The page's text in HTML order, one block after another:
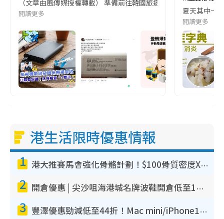
（文章由風傳媒授權轉載） 準備前往韓國旅遊的民眾，近期要
閱讀更多
夏天其中一
閱讀更多
港生活限時優惠情報
1 港大推賽馬會強化骨骼計劃！$100骨質密度X光檢查 完成免費運動訓練送超市禮券！附參加資格
2 開倉優惠 | 尖沙咀海港城名牌波鞋開倉低至1折！On鞋$899起／Joy&Peace鞋履$98起
3 豐澤優惠勁減低至44折！Mac mini/iPhone17Pro大減價！廚房家電$220起